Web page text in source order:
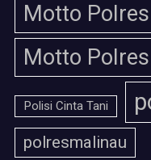
Motto
Motto
Polisi Cinta Tani
polresmalinau